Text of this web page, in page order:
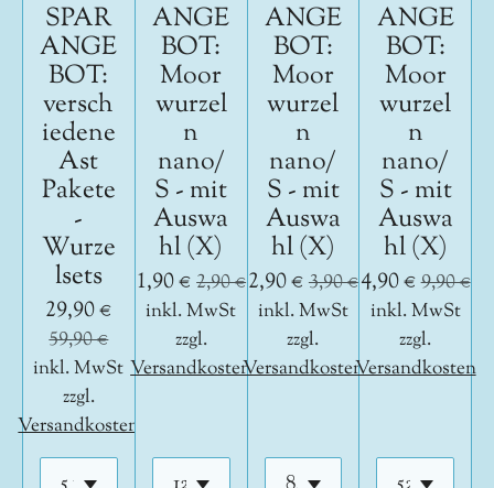
SPAR
ANGE
BOT:
versch
iedene
Ast
Pakete
-
Wurze
lsets
29,90 €
59,90 €
inkl. MwSt
zzgl.
Versandkosten
ANGE
BOT:
Moor
wurzel
n
nano/
S - mit
Auswa
hl (X)
1,90 € 2,90 €
inkl. MwSt
zzgl.
Versandkosten
ANGE
BOT:
Moor
wurzel
n
nano/
S - mit
Auswa
hl (X)
2,90 € 3,90 €
inkl. MwSt
zzgl.
Versandkosten
ANGE
BOT:
Moor
wurzel
n
nano/
S - mit
Auswa
hl (X)
4,90 €9,90 €
inkl. MwSt
zzgl.
Versandkosten